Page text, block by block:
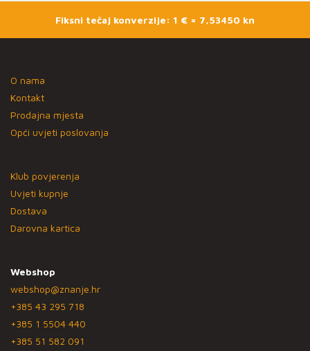
Fiksni tečaj konverzije: 1 € = 7,53450 kn
O nama
Kontakt
Prodajna mjesta
Opći uvjeti poslovanja
Klub povjerenja
Uvjeti kupnje
Dostava
Darovna kartica
Webshop
webshop@znanje.hr
+385 43 295 718
+385 1 5504 440
+385 51 582 091